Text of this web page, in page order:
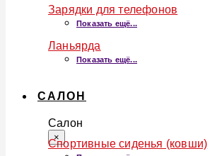
Зарядки для телефонов
Показать ещё...
Ланьярда
Показать ещё...
САЛОН
Салон
×
Спортивные сиденья (ковши)